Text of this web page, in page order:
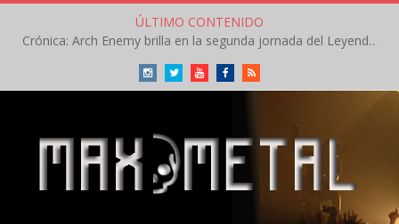
ÚLTIMO CONTENIDO
Crónica: Arch Enemy brilla en la segunda jornada del Leyendas del Rock – Jueves – Agosto 2026
InstagramTwitterYoutubeFacebookRSS